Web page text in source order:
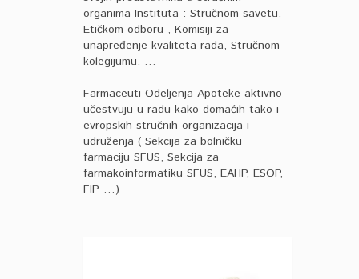
organima Instituta : Stručnom savetu,
Etičkom odboru , Komisiji za
unapređenje kvaliteta rada, Stručnom
kolegijumu, …
Farmaceuti Odeljenja Apoteke aktivno
učestvuju u radu kako domaćih tako i
evropskih stručnih organizacija i
udruženja ( Sekcija za bolničku
farmaciju SFUS, Sekcija za
farmakoinformatiku SFUS, EAHP, ESOP,
FIP …)